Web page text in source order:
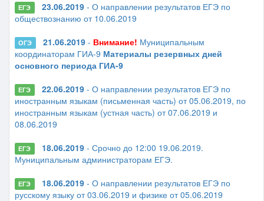
ЕГЭ 23.06.2019- О направлении результатов ЕГЭ по
обществознанию от 10.06.2019
ОГЭ 21.06.2019- Внимание! Муниципальным
координаторам ГИА-9 Материалы резервных дней
основного периода ГИА-9
ЕГЭ 22.06.2019- О направлении результатов ЕГЭ по
иностранным языкам (письменная часть) от 05.06.2019, по
иностранным языкам (устная часть) от 07.06.2019 и
08.06.2019
ЕГЭ 18.06.2019- Срочно до 12:00 19.06.2019.
Муниципальным администраторам ЕГЭ.
ЕГЭ 18.06.2019- О направлении результатов ЕГЭ по
русскому языку от 03.06.2019 и физике от 05.06.2019